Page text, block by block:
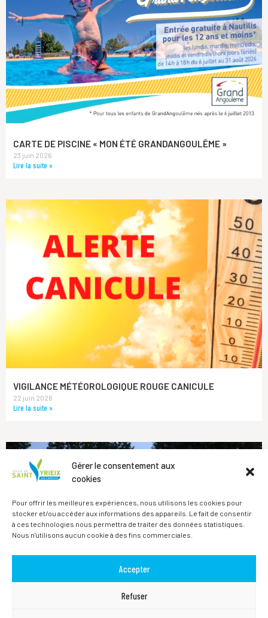
Gérer le consentement aux
cookies
Pour offrir les meilleures expériences, nous utilisons les cookies pour
stocker et/ou accéder aux informations des appareils. Le fait de consentir
à ces technologies nous permettra de traiter des données statistiques.
Nous n'utilisons aucun cookie à des fins commerciales.
Accepter
Refuser
CARTE DE PISCINE « MON ÉTÉ GRANDANGOULÊME »
23 juin 2026
Lire la suite »
VIGILANCE MÉTÉOROLOGIQUE ROUGE CANICULE
22 juin 2026
Lire la suite »